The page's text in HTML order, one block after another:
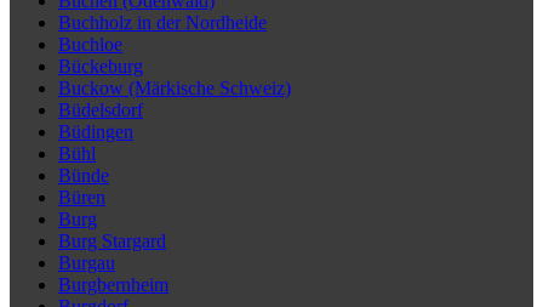
Buchholz in der Nordheide
Buchloe
Bückeburg
Buckow (Märkische Schweiz)
Büdelsdorf
Büdingen
Bühl
Bünde
Büren
Burg
Burg Stargard
Burgau
Burgbernheim